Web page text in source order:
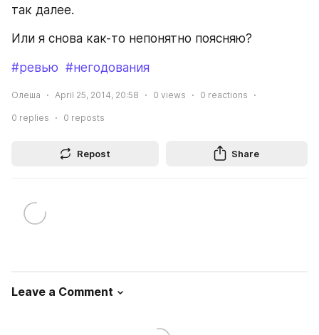
так далее.
Или я снова как-то непонятно поясняю?
#ревью #негодования
Олеша April 25, 2014, 20:58 0 views 0 reactions
0 replies 0 reposts
Repost Share
Leave a Comment